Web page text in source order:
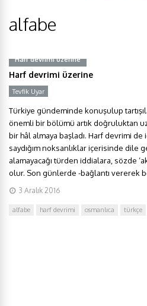
alfabe
Harf devrimi üzerine
Harf devrimi üzerine
Tevfik Uyar
Türkiye gündeminde konuşulup
önemli bir bölümü artık doğruluktan
bir hâl almaya başladı. Harf devrimi
saydığım noksanlıklar içerisinde dile
alamayacağı türden iddialara, sözde
olur. Son günlerde -bağlantı vererek
3 Aralık 2016
alfabe harf devrimi osmanlıca türkçe